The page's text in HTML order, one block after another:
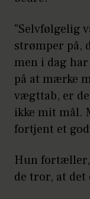
"Selvfølgelig
strømper på,
men i dag
på at mærke
vægttab, er
ikke mit mål.
fortjent et
Hun fortæller,
de tror, at